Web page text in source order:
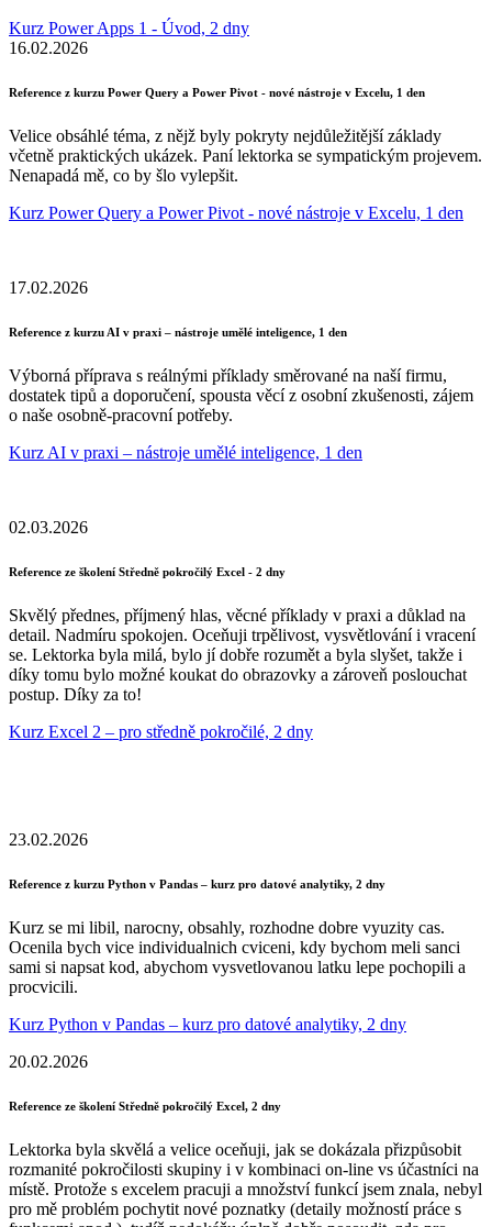
Kurz Power Apps 1 - Úvod, 2 dny
16.02.2026
Reference z kurzu Power Query a Power Pivot - nové nástroje v Excelu, 1 den
Velice obsáhlé téma, z nějž byly pokryty nejdůležitější základy
včetně praktických ukázek. Paní lektorka se sympatickým projevem.
Nenapadá mě, co by šlo vylepšit.
Kurz Power Query a Power Pivot - nové nástroje v Excelu, 1 den
17.02.2026
Reference z kurzu AI v praxi – nástroje umělé inteligence, 1 den
Výborná příprava s reálnými příklady směrované na naší firmu,
dostatek tipů a doporučení, spousta věcí z osobní zkušenosti, zájem
o naše osobně-pracovní potřeby.
Kurz AI v praxi – nástroje umělé inteligence, 1 den
02.03.2026
Reference ze školení Středně pokročilý Excel - 2 dny
Skvělý přednes, příjmený hlas, věcné příklady v praxi a důklad na
detail. Nadmíru spokojen. Oceňuji trpělivost, vysvětlování i vracení
se. Lektorka byla milá, bylo jí dobře rozumět a byla slyšet, takže i
díky tomu bylo možné koukat do obrazovky a zároveň poslouchat
postup. Díky za to!
Kurz Excel 2 – pro středně pokročilé, 2 dny
23.02.2026
Reference z kurzu Python v Pandas – kurz pro datové analytiky, 2 dny
Kurz se mi libil, narocny, obsahly, rozhodne dobre vyuzity cas.
Ocenila bych vice individualnich cviceni, kdy bychom meli sanci
sami si napsat kod, abychom vysvetlovanou latku lepe pochopili a
procvicili.
Kurz Python v Pandas – kurz pro datové analytiky, 2 dny
20.02.2026
Reference ze školení Středně pokročilý Excel, 2 dny
Lektorka byla skvělá a velice oceňuji, jak se dokázala přizpůsobit
rozmanité pokročilosti skupiny i v kombinaci on-line vs účastníci na
místě. Protože s excelem pracuji a množství funkcí jsem znala, nebyl
pro mě problém pochytit nové poznatky (detaily možností práce s